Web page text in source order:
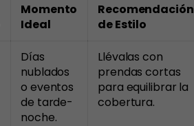
Momento
Ideal
Recomendación
de Estilo
Días
nublados
o eventos
de tarde-
noche.
Llévalas con
prendas cortas
para equilibrar la
cobertura.